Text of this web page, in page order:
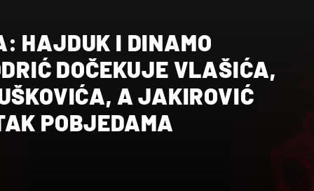
HAJDUK I DINAMO
DOČEKUJE VLAŠIĆA,
A JAKIROVIĆ
POBJEDAMA